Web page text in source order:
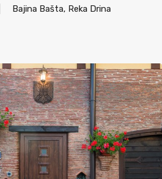
Bajina Bašta, Reka Drina